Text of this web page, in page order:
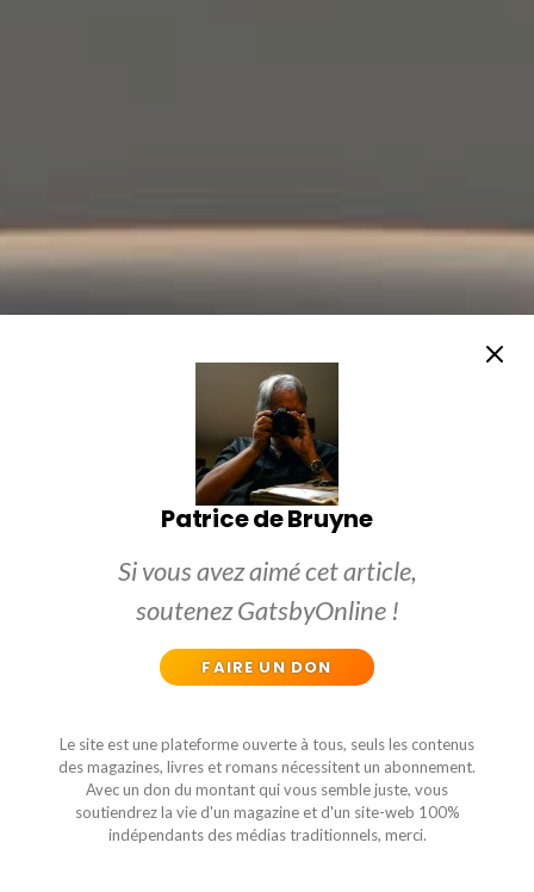
Patrice de Bruyne
Si vous avez aimé cet article,
soutenez GatsbyOnline !
FAIRE UN DON
Le site est une plateforme ouverte à tous, seuls les contenus
des magazines, livres et romans nécessitent un abonnement.
Avec un don du montant qui vous semble juste, vous
soutiendrez la vie d'un magazine et d'un site-web 100%
indépendants des médias traditionnels, merci.